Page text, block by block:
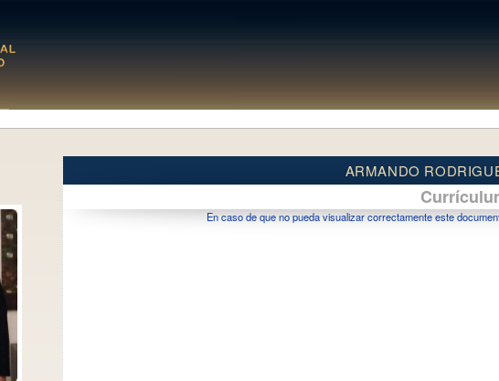
ARMANDO
En caso de que no pueda visualizar correctamente este